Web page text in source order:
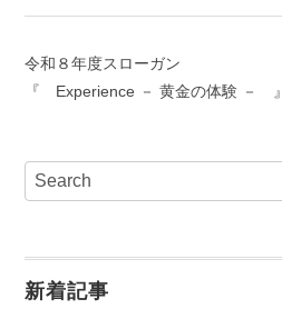
令和８年度スローガン
『 Experience － 黄金の体験 － 』
新着記事